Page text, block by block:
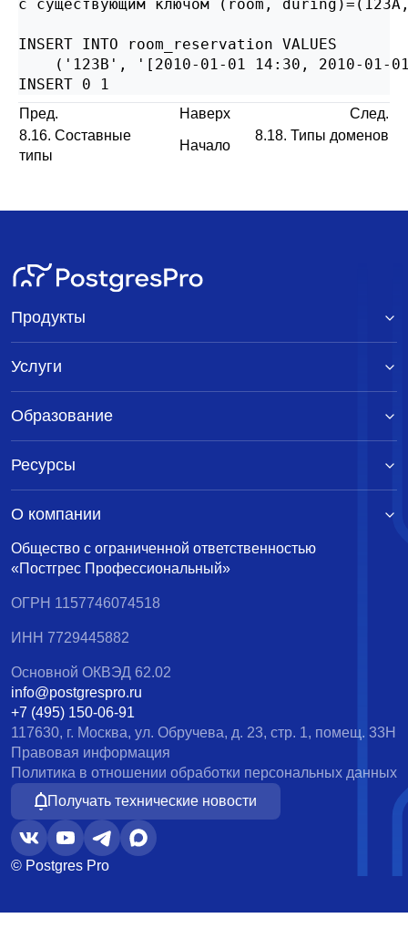
с существующим ключом (room,
INSERT INTO room_reservation VALUES
('123B', '[2010-01-01 14:30, 2010-01-
INSERT 0 1
Пред. Наверх
След.
8.16. Составные
типы
Начало
8.18. Типы доменов
Общество с ограниченной ответственностью
«Постгрес Профессиональный»
ОГРН 1157746074518
ИНН 7729445882
Основной ОКВЭД 62.02
info@postgrespro.ru
+7 (495) 150-06-91
117630, г. Москва, ул. Обручева, д. 23, стр. 1, помещ. 33Н
Правовая информация
Политика в отношении обработки персональных данных
Получать технические новости
© Postgres Pro
Продукты
Услуги
Образование
Ресурсы
О компании